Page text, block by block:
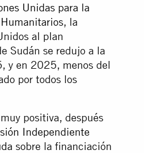
Unidas para la
, la
al plan
Sudán se redujo a la
y en 2025, menos del
por todos los
positiva, después
Independiente
sobre la financiación